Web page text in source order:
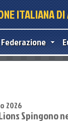
ITALIANA
Federazione
2026
Spingono